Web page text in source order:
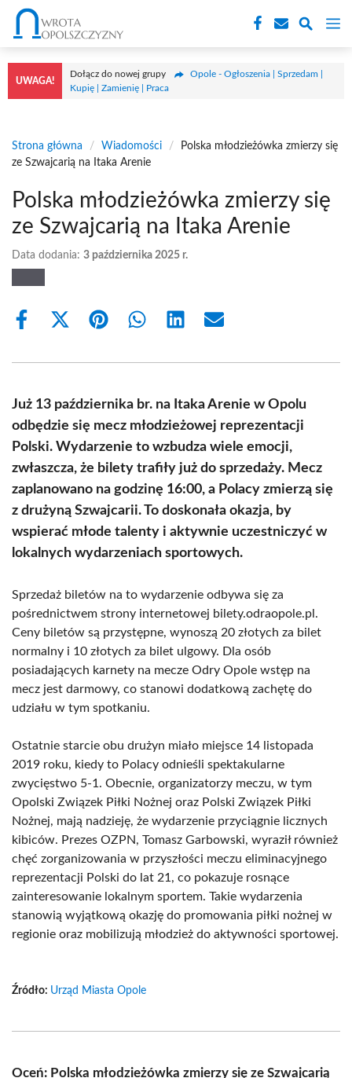
Przejdź
treści
UWAGA!
Dołącz do nowej grupy
Opole - Ogłoszenia | Sprzedam |
Kupię | Zamienię | Praca
Strona główna / Wiadomości /
Polska młodzieżówka zmierzy się
ze Szwajcarią na Itaka Arenie
Polska młodzieżówka zmierzy się
ze Szwajcarią na Itaka Arenie
Data dodania: 3 października 2025 r.
Share
Share
(Twitter)
Share Share Share Share
Już 13 października br. na Itaka Arenie w Opolu
odbędzie się mecz młodzieżowej reprezentacji
Polski. Wydarzenie to wzbudza wiele emocji,
zwłaszcza, że bilety trafiły już do sprzedaży. Mecz
zaplanowano na godzinę 16:00, a Polacy zmierzą się
z drużyną Szwajcarii. To doskonała okazja, by
wspierać młode talenty i aktywnie uczestniczyć w
lokalnych wydarzeniach sportowych.
Sprzedaż biletów na to wydarzenie odbywa się za
pośrednictwem strony internetowej bilety.odraopole.pl.
Ceny biletów są przystępne, wynoszą 20 złotych za bilet
normalny i 10 złotych za bilet ulgowy. Dla osób
posiadających karnety na mecze Odry Opole wstęp na
mecz jest darmowy, co stanowi dodatkową zachętę do
udziału w tym spotkaniu.
Ostatnie starcie obu drużyn miało miejsce 14 listopada
2019 roku, kiedy to Polacy odnieśli spektakularne
zwycięstwo 5-1. Obecnie, organizatorzy meczu, w tym
Opolski Związek Piłki Nożnej oraz Polski Związek Piłki
Nożnej, mają nadzieję, że wydarzenie przyciągnie licznych
kibiców. Prezes OZPN, Tomasz Garbowski, wyraził również
chęć zorganizowania w przyszłości meczu eliminacyjnego
reprezentacji Polski do lat 21, co pokazuje rosnące
zainteresowanie lokalnym sportem. Takie wydarzenia
stanowią wyjątkową okazję do promowania piłki nożnej w
regionie oraz mobilizują młodzież do aktywności sportowej.
Źródło: Urząd Miasta Opole
Oceń: Polska młodzieżówka zmierzy się ze Szwajcarią